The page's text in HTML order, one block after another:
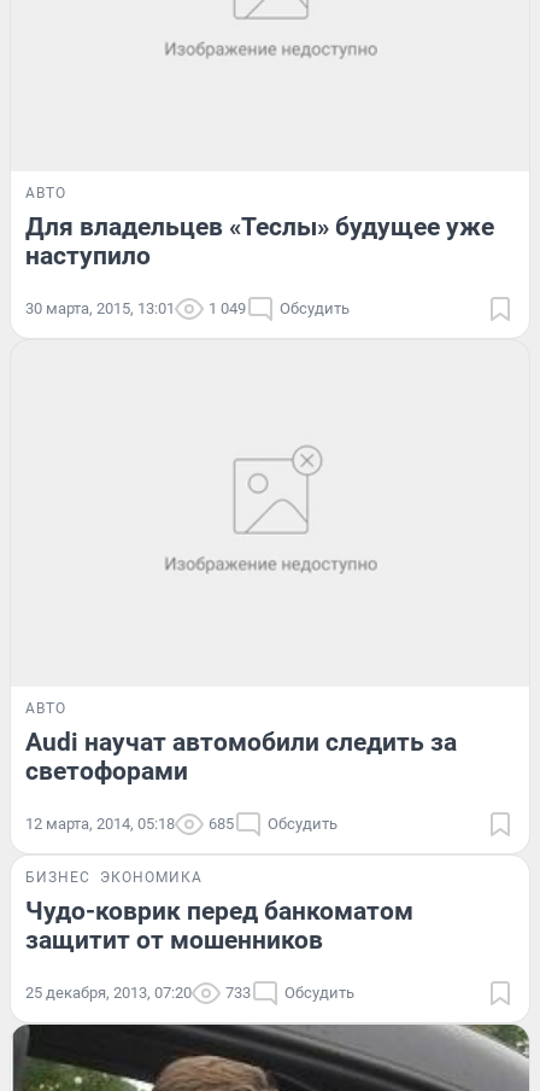
АВТО
Для владельцев «Теслы» будущее уже
наступило
30 марта, 2015, 13:01 1 049 Обсудить
АВТО
Audi научат автомобили следить за
светофорами
12 марта, 2014, 05:18 685 Обсудить
БИЗНЕС ЭКОНОМИКА
Чудо-коврик перед банкоматом
защитит от мошенников
25 декабря, 2013, 07:20 733 Обсудить